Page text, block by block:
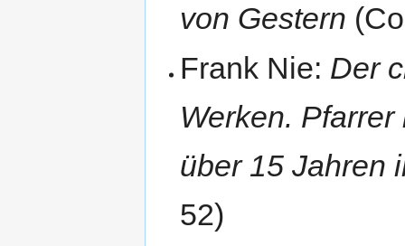
von Gestern
Frank Nie: Der
Werken.
über 15 Jahren
52)